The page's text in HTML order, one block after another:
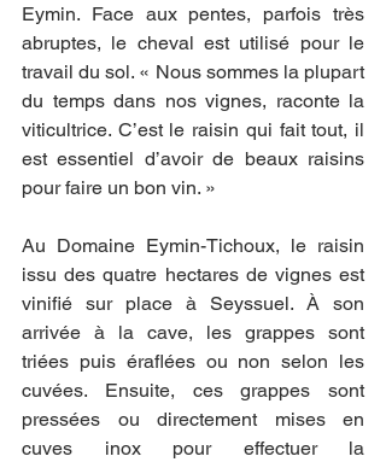
Eymin. Face aux pentes, parfois très
abruptes, le cheval est utilisé pour le
travail du sol. « Nous sommes la plupart
du temps dans nos vignes, raconte la
viticultrice. C’est le raisin qui fait tout, il
est essentiel d’avoir de beaux raisins
pour faire un bon vin. »
Au Domaine Eymin-Tichoux, le raisin
issu des quatre hectares de vignes est
vinifié sur place à Seyssuel. À son
arrivée à la cave, les grappes sont
triées puis éraflées ou non selon les
cuvées. Ensuite, ces grappes sont
pressées ou directement mises en
cuves inox pour effectuer la